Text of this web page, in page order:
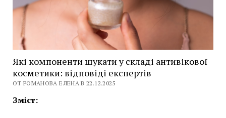
Які компоненти шукати у складі антивікової
косметики: відповіді експертів
ОТ РОМАНОВА ЕЛЕНА В 22.12.2025
Зміст: